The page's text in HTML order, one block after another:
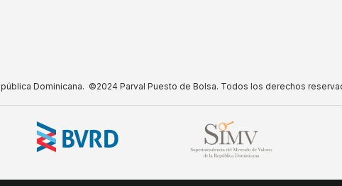
Dominicana. ©2024 Parval Puesto de Bolsa. Todos los derechos